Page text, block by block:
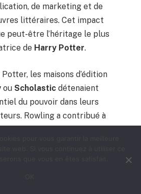
de marketing et de
littéraires. Cet impact
peut-être l’héritage le plus
de Harry Potter.
les maisons d’édition
ou Scholastic détenaient
du pouvoir dans leurs
Rowling a contribué à